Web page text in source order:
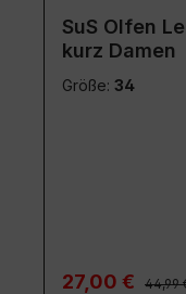
SuS Olfen
kurz Damen
Größe: 34
27,00 € 44,99